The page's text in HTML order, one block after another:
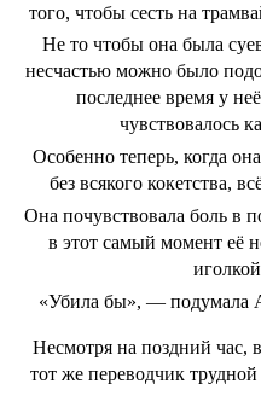
того, чтобы сесть на
Не то чтобы она была
несчастью можно было
последнее время у
чувствовалось
Особенно теперь, когда
без всякого кокетства,
Она почувствовала боль в
в этот самый момент её
«Убила бы», — подумала
Несмотря на поздний час,
тот же переводчик